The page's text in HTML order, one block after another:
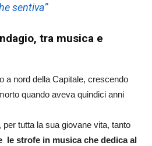
sentiva”
tra musica e
a nord della Capitale, crescendo
quando aveva quindici anni
tutta la sua giovane vita, tanto
le strofe in musica che dedica al